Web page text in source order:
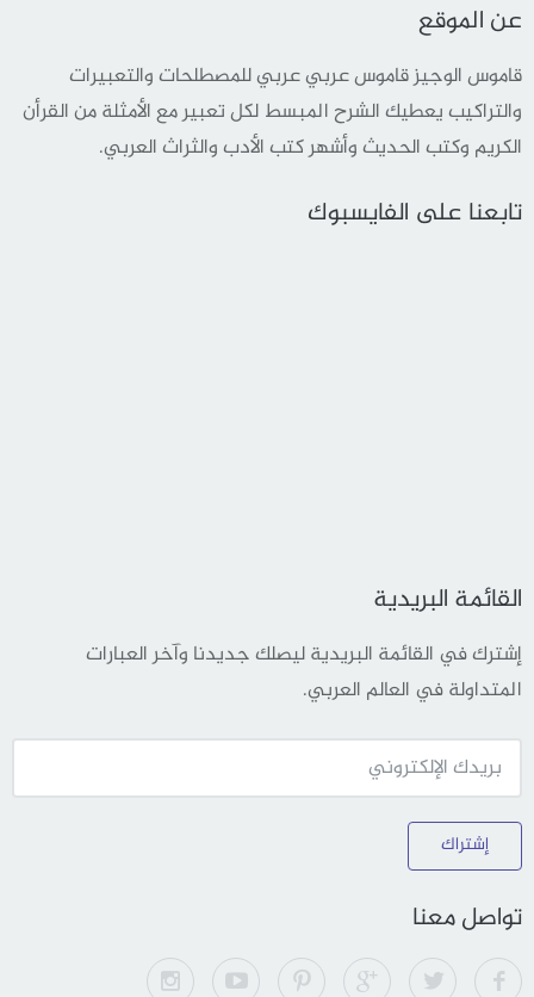
عن الموقع
قاموس الوجيز قاموس عربي عربي للمصطلحات والتعبيرات
والتراكيب يعطيك الشرح المبسط لكل تعبير مع الأمثلة من القرأن
الكريم وكتب الحديث وأشهر كتب الأدب والثراث العربي.
تابعنا على الفايسبوك
القائمة البريدية
إشترك في القائمة البريدية ليصلك جديدنا وآخر العبارات
المتداولة في العالم العربي.
إشتراك
تواصل معنا